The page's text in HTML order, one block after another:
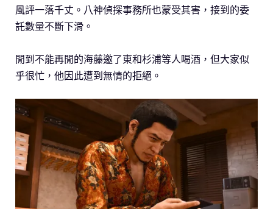
風評一落千丈。八神偵探事務所也蒙受其害，接到的委
託數量不斷下滑。
閒到不能再閒的海藤邀了東和杉浦等人喝酒，但大家似
乎很忙，他因此遭到無情的拒絕。